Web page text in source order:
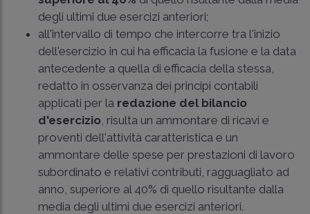
degli ultimi due esercizi anteriori;
all'intervallo di tempo che intercorre tra l'inizio
dell'esercizio in cui ha efficacia la fusione e la data
antecedente a quella di efficacia della stessa,
redatto in osservanza dei principi contabili
applicati per la redazione del bilancio
d'esercizio , risulta un ammontare di ricavi e
proventi dell'attività caratteristica e un
ammontare delle spese per prestazioni di lavoro
subordinato e relativi contributi, ragguagliato ad
anno, superiore al 40% di quello risultante dalla
media degli ultimi due esercizi anteriori.